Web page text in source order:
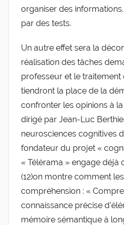
organiser des
par des tests.
Un autre effet sera la
réalisation des tâches
professeur et le traitement
tiendront la place de la
confronter les opinions à
dirigé par Jean-Luc
neurosciences cognitives
fondateur du projet «
« Télérama » engage déjà
(12)on montre comment
compréhension : «
connaissance précise
mémoire sémantique à